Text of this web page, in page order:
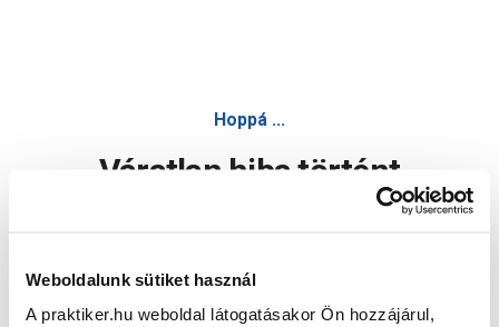
Weboldalunk sütiket használ
A praktiker.hu weboldal látogatásakor Ön hozzájárul,
Hoppá ...
Váratlan hiba történt
Oldal újratöltése